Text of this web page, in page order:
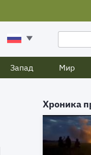
Запад Мир
Хроника